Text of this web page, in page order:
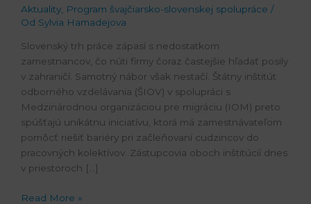
Aktuality Program švajčiarsko-slovenskej spolupráce /
Od Sylvia Hamadejova
Slovenský trh práce zápasí s nedostatkom
zamestnancov, čo núti firmy čoraz častejšie hľadať posily
v zahraničí. Samotný nábor však nestačí. Štátny inštitút
odborného vzdelávania (ŠIOV) v spolupráci s
Medzinárodnou organizáciou pre migráciu (IOM) preto
spúšťajú unikátnu iniciatívu, ktorá má zamestnávateľom
pomôcť riešiť bariéry pri začleňovaní cudzincov do
pracovných kolektívov. Zástupcovia oboch inštitúcií dnes
v priestoroch […]
Read More »